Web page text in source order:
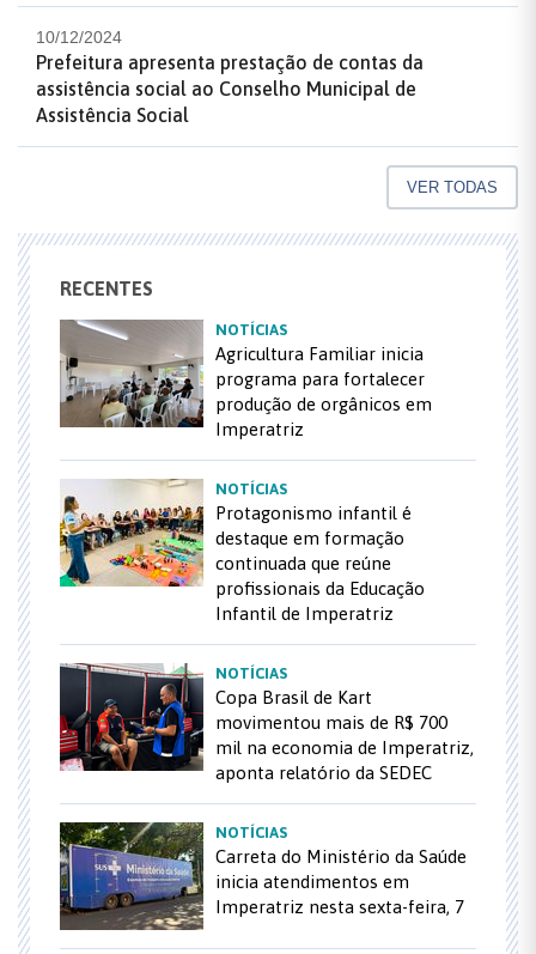
10/12/2024
Prefeitura apresenta prestação de contas da
assistência social ao Conselho Municipal de
Assistência Social
VER TODAS
RECENTES
NOTÍCIAS
Agricultura Familiar inicia
programa para fortalecer
produção de orgânicos em
Imperatriz
NOTÍCIAS
Protagonismo infantil é
destaque em formação
continuada que reúne
profissionais da Educação
Infantil de Imperatriz
NOTÍCIAS
Copa Brasil de Kart
movimentou mais de R$ 700
mil na economia de Imperatriz,
aponta relatório da SEDEC
NOTÍCIAS
Carreta do Ministério da Saúde
inicia atendimentos em
Imperatriz nesta sexta-feira, 7